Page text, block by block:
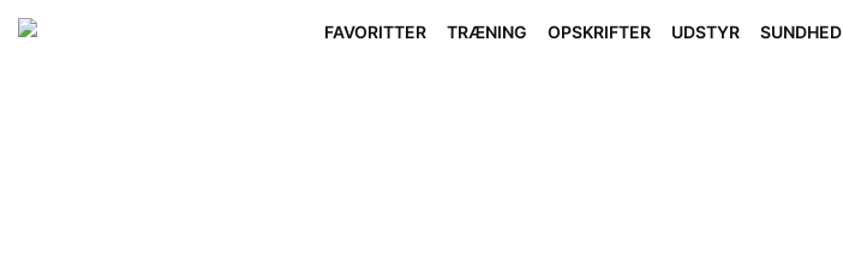
FAVORITTER TRÆNING OPSKRIFTER UDSTYR SUNDHED